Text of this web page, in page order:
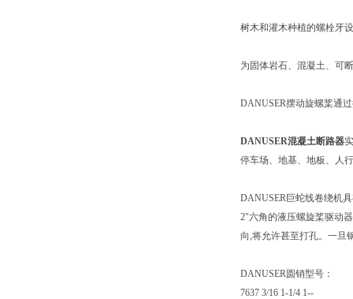
树木和灌木种植的螺栓牙
为固体岩石、混凝土、可
DANUSER摆动旋螺桨通
DANUSER混凝土断路器
停车场、地基、地板、人
DANUSER巨蛇线卷绕机
2"六角的液压螺旋桨驱动
向,将允许甚至打孔。一旦
DANUSER圆销型号：
7637 3/16 1-1/4 1--